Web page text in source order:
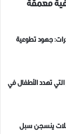
معمقة
جهود تطوعية
تهدد الأطفال في
ينسجن سبل